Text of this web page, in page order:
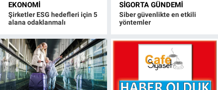
EKONOMI
Şirketler ESG hedefleri için 5
alana odaklanmalı
SIGORTA GÜNDEMI
Siber güvenlikte en etkili
yöntemler